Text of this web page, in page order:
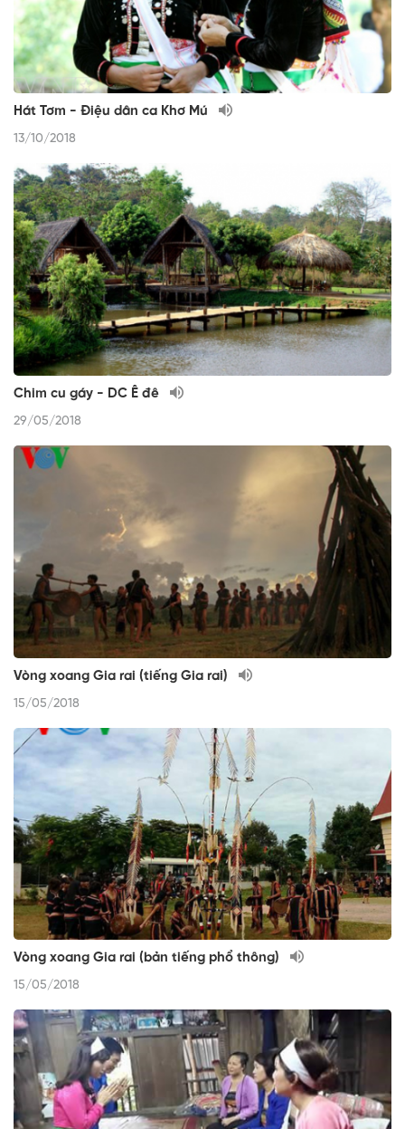
Hát Tơm - Điệu dân ca Khơ Mú
13/10/2018
Chim cu gáy - DC Ê đê
29/05/2018
Vòng xoang Gia rai (tiếng Gia rai)
15/05/2018
Vòng xoang Gia rai (bản tiếng phổ thông)
15/05/2018